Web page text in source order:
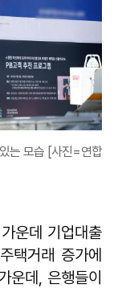
는 모습 [사진=연합
운데 기업대출
택거래 증가에
운데, 은행들이